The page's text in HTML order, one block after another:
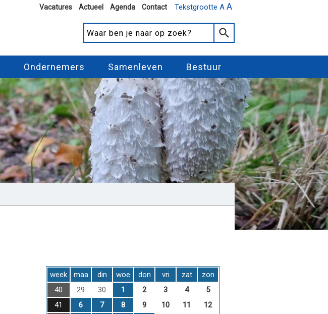
Tekstgrootte A A
Vacatures Actueel Agenda Contact
Ondernemers Samenleven Bestuur
week maa din woe don vri zat
zon
40
29 30 1 2 3 4
5
41
6 7 8 9 10 11
12